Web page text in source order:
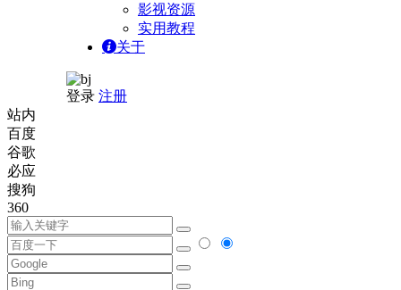
影视资源
实用教程
关于
登录 注册
站内
百度
谷歌
必应
搜狗
360